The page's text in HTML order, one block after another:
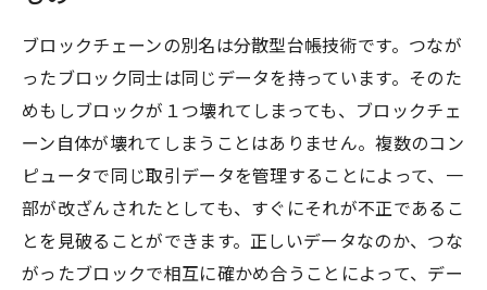
ブロックチェーンの別名は分散型台帳技術です。つなが
ったブロック同士は同じデータを持っています。そのた
めもしブロックが１つ壊れてしまっても、ブロックチェ
ーン自体が壊れてしまうことはありません。複数のコン
ピュータで同じ取引データを管理することによって、一
部が改ざんされたとしても、すぐにそれが不正であるこ
とを見破ることができます。正しいデータなのか、つな
がったブロックで相互に確かめ合うことによって、デー